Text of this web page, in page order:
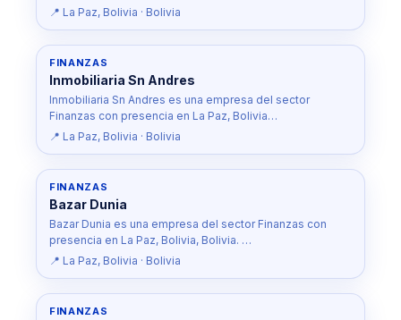
📍 La Paz, Bolivia · Bolivia
FINANZAS
Inmobiliaria Sn Andres
Inmobiliaria Sn Andres es una empresa del sector
Finanzas con presencia en La Paz, Bolivia…
📍 La Paz, Bolivia · Bolivia
FINANZAS
Bazar Dunia
Bazar Dunia es una empresa del sector Finanzas con
presencia en La Paz, Bolivia, Bolivia. …
📍 La Paz, Bolivia · Bolivia
FINANZAS